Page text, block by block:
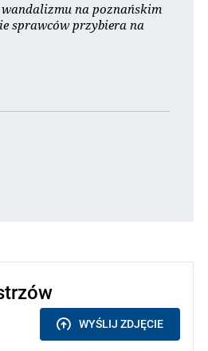
na poznańskim
sprawców przybiera na
WYŚLIJ ZDJĘCIE